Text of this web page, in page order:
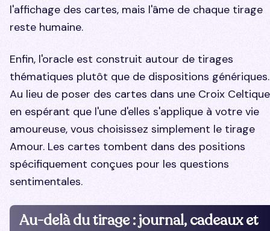
l'affichage des cartes, mais l'âme de chaque tirage
reste humaine.
Enfin, l'oracle est construit autour de tirages
thématiques plutôt que de dispositions génériques.
Au lieu de poser des cartes dans une Croix Celtique
en espérant que l'une d'elles s'applique à votre vie
amoureuse, vous choisissez simplement le tirage
Amour. Les cartes tombent dans des positions
spécifiquement conçues pour les questions
sentimentales.
Au-delà du tirage : journal, cadeaux et